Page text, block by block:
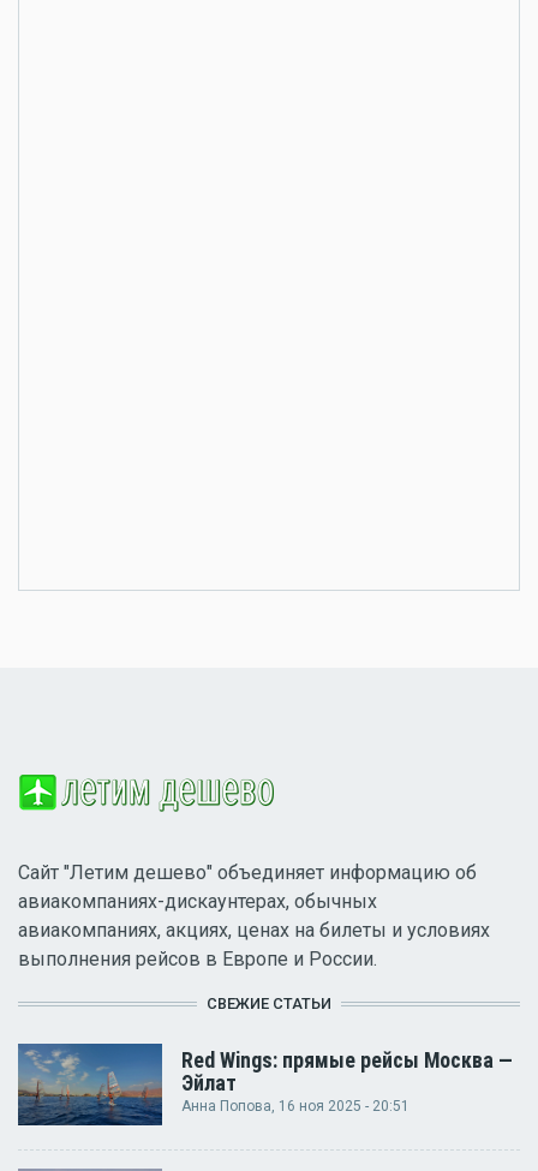
Сайт "Летим дешево" объединяет информацию об
авиакомпаниях-дискаунтерах, обычных
авиакомпаниях, акциях, ценах на билеты и условиях
выполнения рейсов в Европе и России.
СВЕЖИЕ СТАТЬИ
Red Wings: прямые рейсы Москва —
Эйлат
Анна Попова, 16 ноя 2025 - 20:51